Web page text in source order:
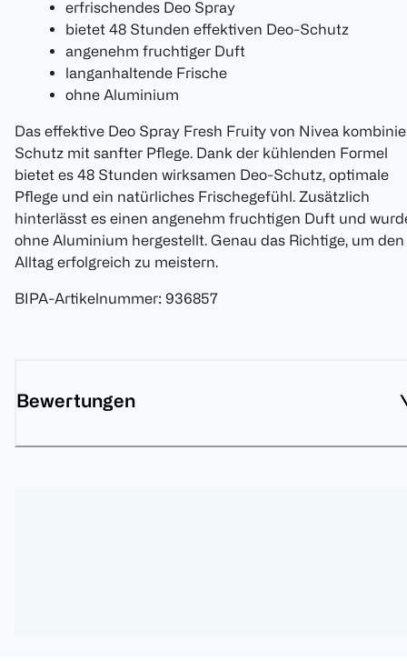
erfrischendes Deo Spray
bietet 48 Stunden effektiven Deo-Schutz
angenehm fruchtiger Duft
langanhaltende Frische
ohne Aluminium
Das effektive Deo Spray Fresh Fruity von Nivea
Schutz mit sanfter Pflege. Dank der kühlenden Formel
bietet es 48 Stunden wirksamen Deo-Schutz, optimale
Pflege und ein natürliches Frischegefühl. Zusätzlich
hinterlässt es einen angenehm fruchtigen Duft und
ohne Aluminium hergestellt. Genau das Richtige, um den
Alltag erfolgreich zu meistern.
BIPA-Artikelnummer: 936857
Bewertungen